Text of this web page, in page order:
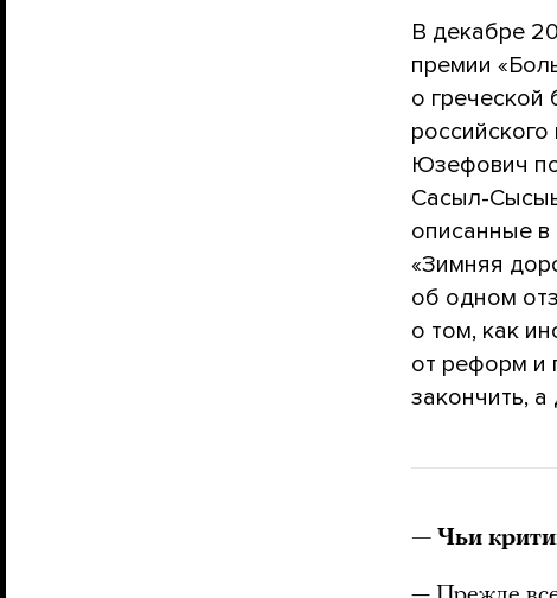
В декабре
премии
о греческой
Юзефович
Сасыл-
описанные в
«Зимняя
об одном
о том, как
от реформ и
закончить,
— Чьи